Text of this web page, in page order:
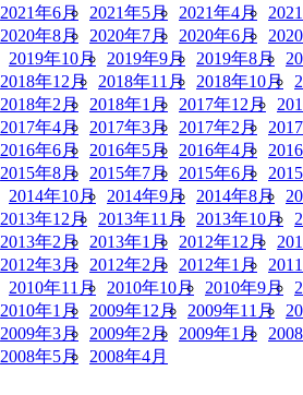
2021年6月 2021年5月 2021年4月
2020年8月 2020年7月 2020年6月
2019年10月 2019年9月 2019年8月
2018年12月 2018年11月 2018年10月
2018年2月 2018年1月 2017年12月
2017年4月 2017年3月 2017年2月
2016年6月 2016年5月 2016年4月
2015年8月 2015年7月 2015年6月
2014年10月 2014年9月 2014年8月
2013年12月 2013年11月 2013年10月
2013年2月 2013年1月 2012年12月
2012年3月 2012年2月 2012年1月
2010年11月 2010年10月 2010年9月
2010年1月 2009年12月 2009年11月
2009年3月 2009年2月 2009年1月
2008年5月 2008年4月